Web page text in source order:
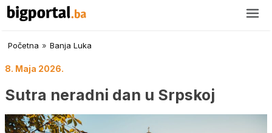
Početna » Banja Luka
8. Maja 2026.
Sutra neradni dan u Srpskoj